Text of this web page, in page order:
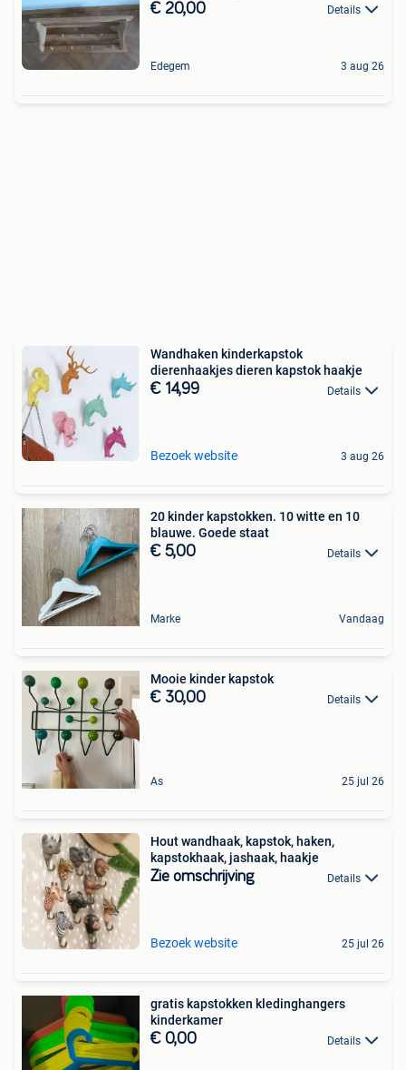
€ 20,00 Details
Edegem 3 aug 26
Wandhaken kinderkapstok
dierenhaakjes dieren kapstok haakje
€ 14,99 Details
Bezoek website 3 aug 26
20 kinder kapstokken. 10 witte en 10
blauwe. Goede staat
€ 5,00 Details
Marke Vandaag
Mooie kinder kapstok
€ 30,00 Details
As 25 jul 26
Hout wandhaak, kapstok, haken,
kapstokhaak, jashaak, haakje
Zie omschrijving Details
Bezoek website 25 jul 26
gratis kapstokken kledinghangers
kinderkamer
€ 0,00 Details